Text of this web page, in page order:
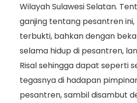
Wilayah Sulawesi Selatan.
ganjing tentang pesantren
terbukti, bahkan dengan
selama hidup di pesantren,
Risal sehingga dapat seperti
tegasnya di hadapan
pesantren, sambil disambut